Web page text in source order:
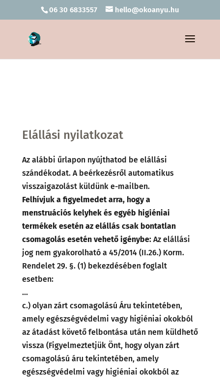
06 30 6833557 hello@okoanyu.hu
Elállási nyilatkozat
Az alábbi űrlapon nyújthatod be elállási
szándékodat. A beérkezésről automatikus
visszaigazolást küldünk e-mailben.
Felhívjuk a figyelmedet arra, hogy a
menstruációs kelyhek és egyéb higiéniai
termékek esetén az elállás csak bontatlan
csomagolás esetén vehető igénybe:Az elállási
jog nem gyakorolható a 45/2014 (II.26.) Korm.
Rendelet 29. §. (1) bekezdésében foglalt
esetben:
...
c.) olyan zárt csomagolású Áru tekintetében,
amely egészségvédelmi vagy higiéniai okokból
az átadást követő felbontása után nem küldhető
vissza (Figyelmeztetjük Önt, hogy olyan zárt
csomagolású áru tekintetében, amely
egészségvédelmi vagy higiéniai okokból az